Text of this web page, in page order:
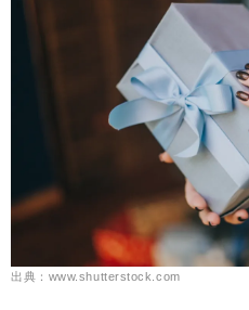
出典：www.shutterstock.com